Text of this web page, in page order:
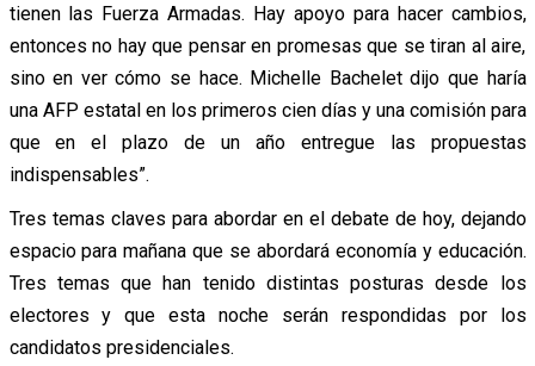
tienen las Fuerza Armadas. Hay apoyo para hacer cambios,
entonces no hay que pensar en promesas que se tiran al aire,
sino en ver cómo se hace. Michelle Bachelet dijo que haría
una AFP estatal en los primeros cien días y una comisión para
que en el plazo de un año entregue las propuestas
indispensables”.
Tres temas claves para abordar en el debate de hoy, dejando
espacio para mañana que se abordará economía y educación.
Tres temas que han tenido distintas posturas desde los
electores y que esta noche serán respondidas por los
candidatos presidenciales.